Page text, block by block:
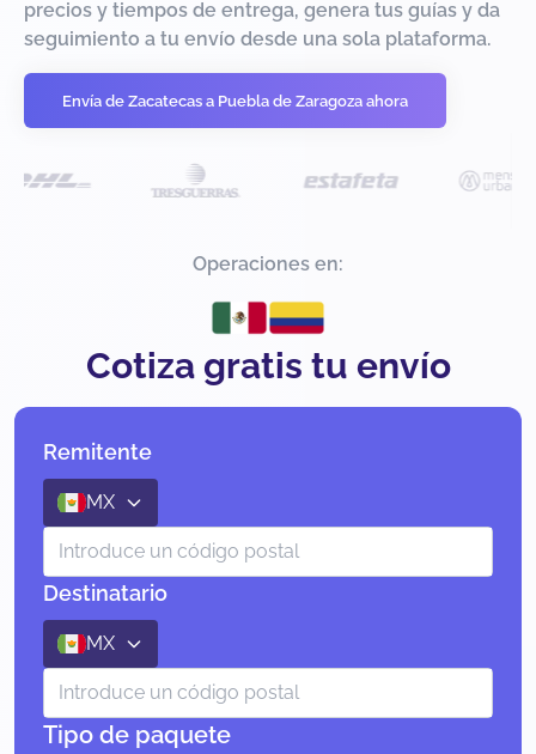
precios y tiempos de entrega, genera tus guías y da
seguimiento a tu envío desde una sola plataforma.
Envía de Zacatecas a Puebla de Zaragoza ahora
Operaciones en:
Cotiza gratis tu envío
Remitente
MX
Destinatario
MX
Tipo de paquete